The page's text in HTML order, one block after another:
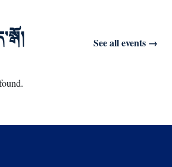
See all events →